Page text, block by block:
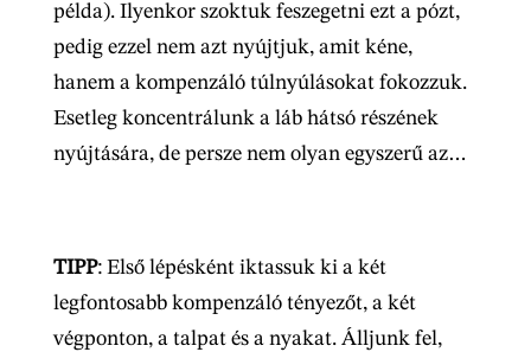
példa). Ilyenkor szoktuk feszegetni ezt a pózt,
pedig ezzel nem azt nyújtjuk, amit kéne,
hanem a kompenzáló túlnyúlásokat fokozzuk.
Esetleg koncentrálunk a láb hátsó részének
nyújtására, de persze nem olyan egyszerű az…
TIPP: Első lépésként iktassuk ki a két
legfontosabb kompenzáló tényezőt, a két
végponton, a talpat és a nyakat. Álljunk fel,